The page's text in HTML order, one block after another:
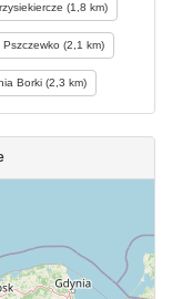
(1,8 km)
(2,1 km)
Borki (2,3 km)